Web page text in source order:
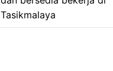
Tasikmalaya